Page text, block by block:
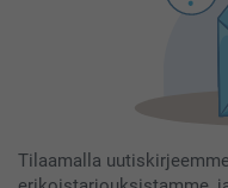
Tilaamalla